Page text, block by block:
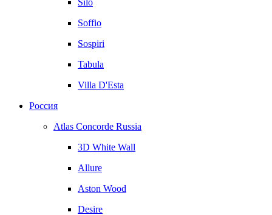
Silo
Soffio
Sospiri
Tabula
Villa D'Esta
Россия
Atlas Concorde Russia
3D White Wall
Allure
Aston Wood
Desire